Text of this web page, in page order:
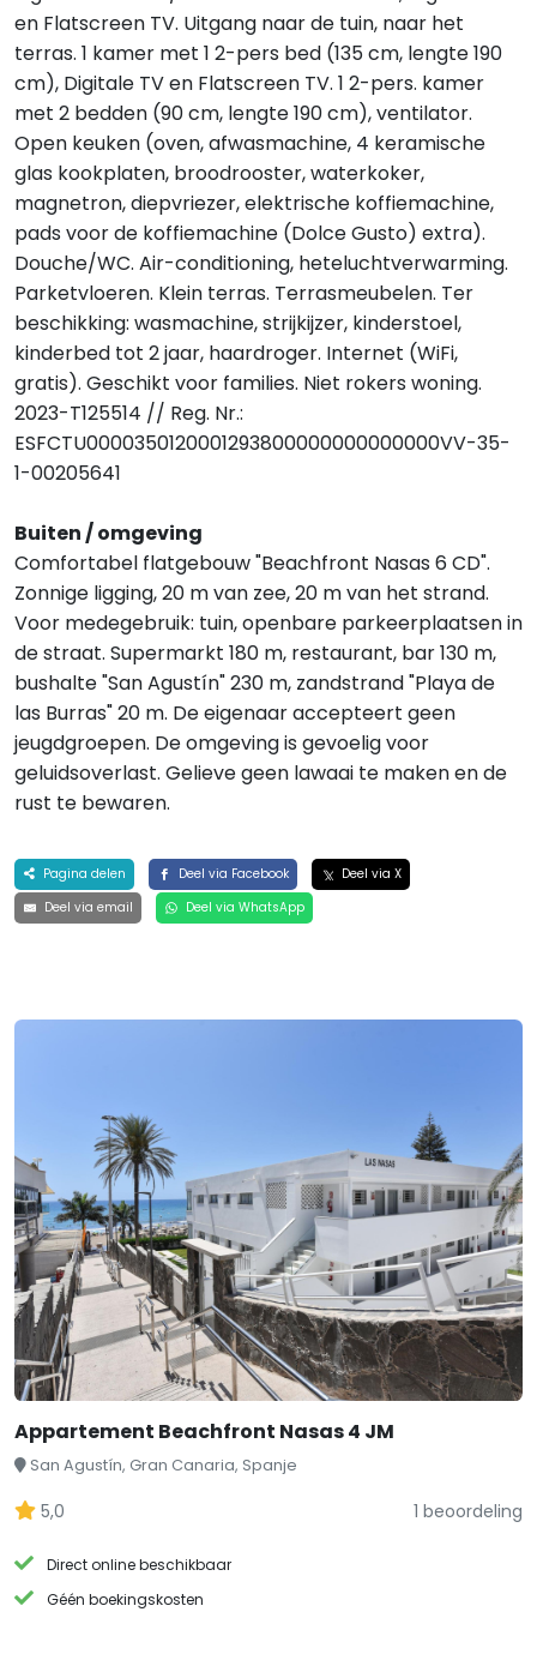
en Flatscreen TV. Uitgang naar de tuin, naar het
terras. 1 kamer met 1 2-pers bed (135 cm, lengte 190
cm), Digitale TV en Flatscreen TV. 1 2-pers. kamer
met 2 bedden (90 cm, lengte 190 cm), ventilator.
Open keuken (oven, afwasmachine, 4 keramische
glas kookplaten, broodrooster, waterkoker,
magnetron, diepvriezer, elektrische koffiemachine,
pads voor de koffiemachine (Dolce Gusto) extra).
Douche/WC. Air-conditioning, heteluchtverwarming.
Parketvloeren. Klein terras. Terrasmeubelen. Ter
beschikking: wasmachine, strijkijzer, kinderstoel,
kinderbed tot 2 jaar, haardroger. Internet (WiFi,
gratis). Geschikt voor families. Niet rokers woning.
2023-T125514 // Reg. Nr.:
ESFCTU0000350120001293800000000000000VV-35-
1-00205641
Buiten / omgeving
Comfortabel flatgebouw "Beachfront Nasas 6 CD".
Zonnige ligging, 20 m van zee, 20 m van het strand.
Voor medegebruik: tuin, openbare parkeerplaatsen in
de straat. Supermarkt 180 m, restaurant, bar 130 m,
bushalte "San Agustín" 230 m, zandstrand "Playa de
las Burras" 20 m. De eigenaar accepteert geen
jeugdgroepen. De omgeving is gevoelig voor
geluidsoverlast. Gelieve geen lawaai te maken en de
rust te bewaren.
Pagina delen Deel via Facebook
Deel via X
Deel via email
Deel via WhatsApp
Appartement Beachfront Nasas 4 JM
San Agustín, Gran Canaria, Spanje
5,0 1 beoordeling
Direct online beschikbaar
Géén boekingskosten